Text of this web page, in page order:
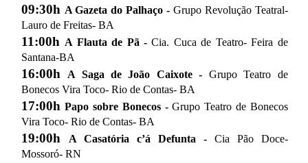
09:30h A Gazeta do Palhaço - Grupo Revolução Teatral-
Lauro de Freitas- BA
11:00h A Flauta de Pã -Cia. Cuca de Teatro- Feira de
Santana-BA
16:00h A Saga de João Caixote - Grupo Teatro de
Bonecos Vira Toco- Rio de Contas- BA
17:00hPapo sobre Bonecos -Grupo Teatro de Bonecos
Vira Toco- Rio de Contas- BA
19:00h A Casatória c’á Defunta - Cia Pão Doce-
Mossoró- RN